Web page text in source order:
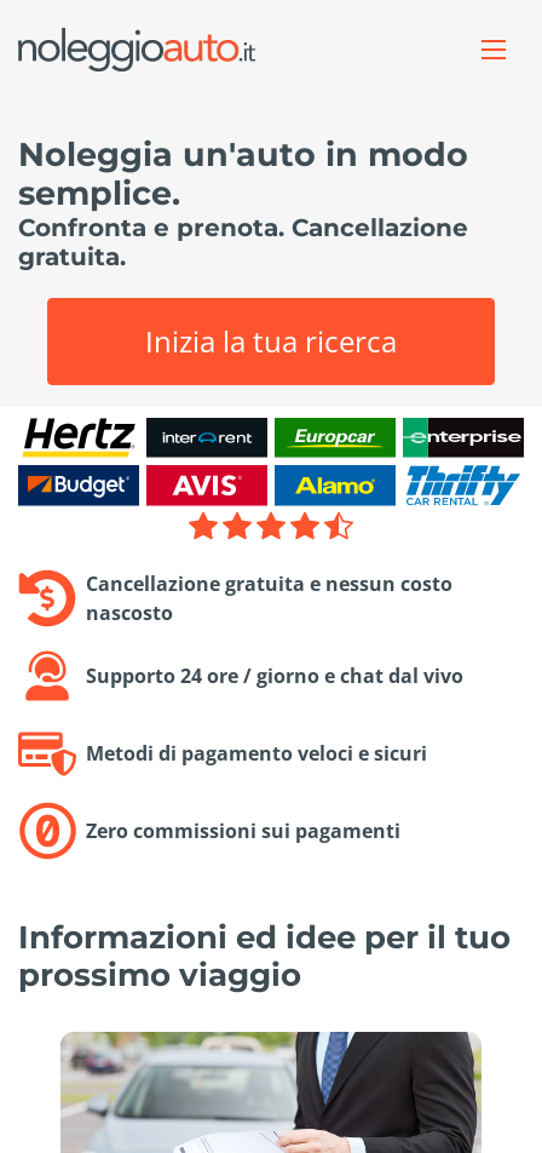
Noleggia un'auto in modo
semplice.
Confronta e prenota. Cancellazione
gratuita.
Inizia la tua ricerca
Cancellazione gratuita e nessun costo
nascosto
Supporto 24 ore / giorno e chat dal vivo
Metodi di pagamento veloci e sicuri
Zero commissioni sui pagamenti
Informazioni ed idee per il tuo
prossimo viaggio